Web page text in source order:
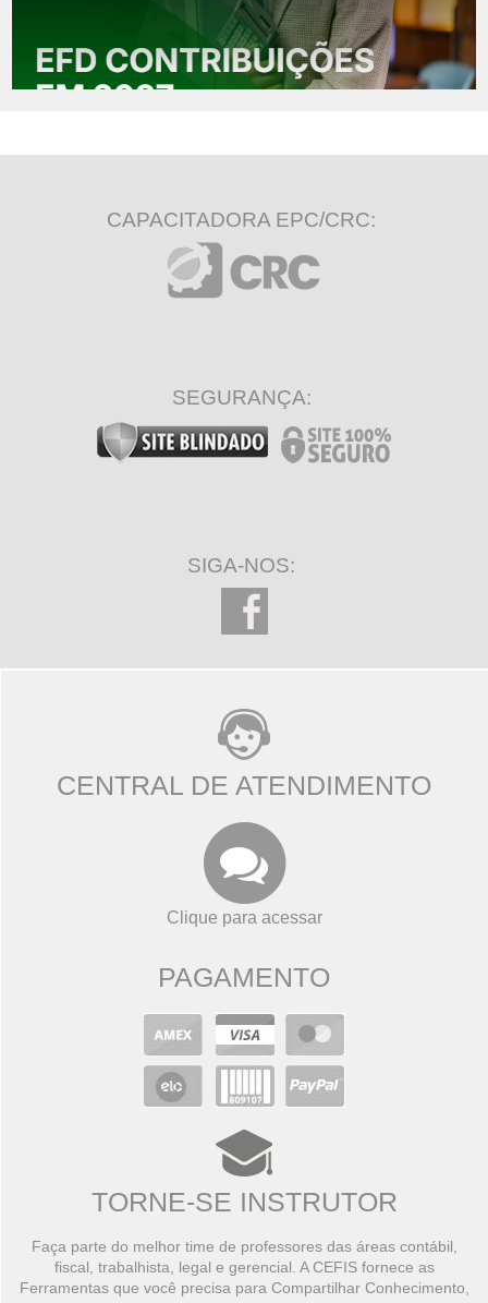
CAPACITADORA EPC/CRC:
SEGURANÇA:
SIGA-NOS:
CENTRAL DE ATENDIMENTO
Clique para acessar
PAGAMENTO
TORNE-SE INSTRUTOR
Faça parte do melhor time de professores das áreas contábil,
fiscal, trabalhista, legal e gerencial. A CEFIS fornece as
Ferramentas que você precisa para Compartilhar Conhecimento,